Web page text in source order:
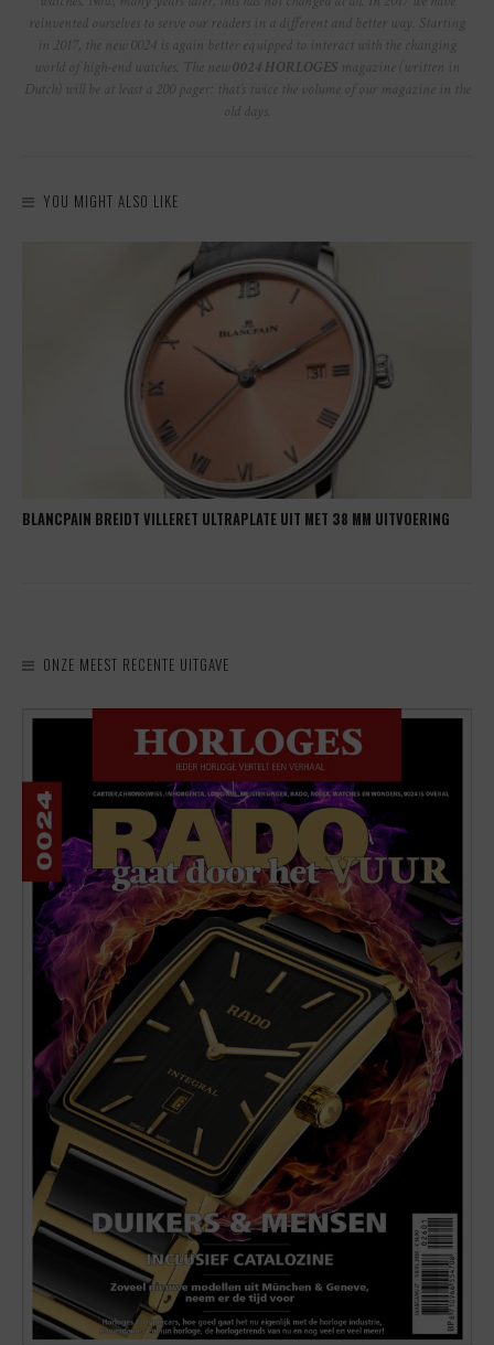
reinvented ourselves to serve our readers in a different and better way. Starting
in 2017, the new 0024 is again better equipped to interact with the changing
world of high-end watches. The new 0024 HORLOGES magazine (written in
Dutch) will be at least a 200 pager: that’s twice the volume of our magazine in the
old days.
YOU MIGHT ALSO LIKE
BLANCPAIN BREIDT VILLERET ULTRAPLATE UIT MET 38 MM UITVOERING
ONZE MEEST RECENTE UITGAVE